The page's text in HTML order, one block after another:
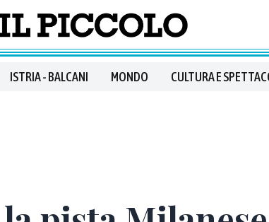
ISTRIA - BALCANI MONDO CULTURA E